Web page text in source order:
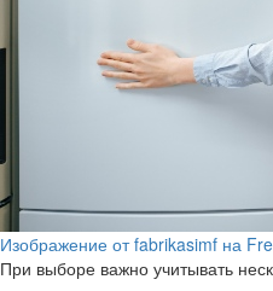
Изображение от fabrikasimf на
При выборе важно учитывать